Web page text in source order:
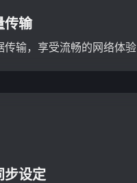
传输
传输，享受流畅的网络体验
步设定